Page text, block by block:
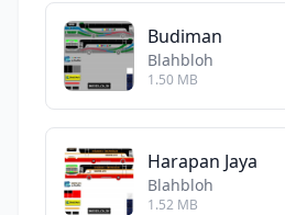
Budiman
Blahbloh
1.50 MB
Harapan Jaya
Blahbloh
1.52 MB